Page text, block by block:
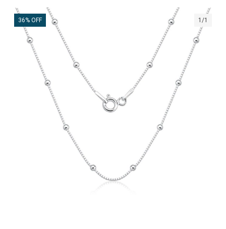
36% OFF 1/1